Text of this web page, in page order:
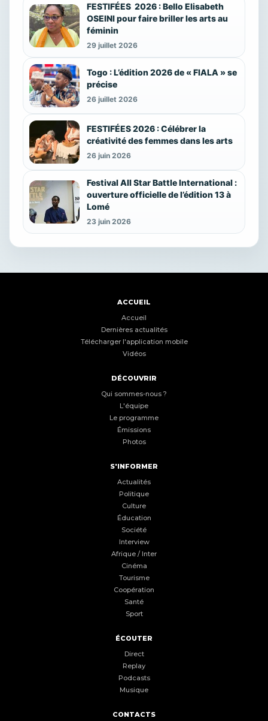
FESTIFÉES 2026 : Bello Elisabeth
OSEINI pour faire briller les arts au
féminin
29 juillet 2026
Togo : L’édition 2026 de « FIALA » se
précise
26 juillet 2026
FESTIFÉES 2026 : Célébrer la
créativité des femmes dans les arts
26 juin 2026
Festival All Star Battle International :
ouverture officielle de l’édition 13 à
Lomé
23 juin 2026
ACCUEIL
Accueil
Dernières actualités
Télécharger l'application mobile
Vidéos
DÉCOUVRIR
Qui sommes-nous ?
L'équipe
Le programme
Émissions
Photos
S'INFORMER
Actualités
Politique
Culture
Éducation
Société
Interview
Afrique / Inter
Cinéma
Tourisme
Coopération
Santé
Sport
ÉCOUTER
Direct
Replay
Podcasts
Musique
CONTACTS